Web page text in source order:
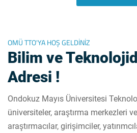
OMÜ TTO'YA HOŞ GELDİNİZ
Bilim ve
Adresi !
Ondokuz Mayıs Üniversitesi
üniversiteler, araştırma merkezleri
araştırmacılar, girişimciler,